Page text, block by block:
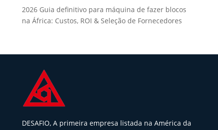
2026 Guia definitivo para máquina de fazer blocos
na África: Custos, ROI & Seleção de Fornecedores
DESAFIO, A primeira empresa listada na América da